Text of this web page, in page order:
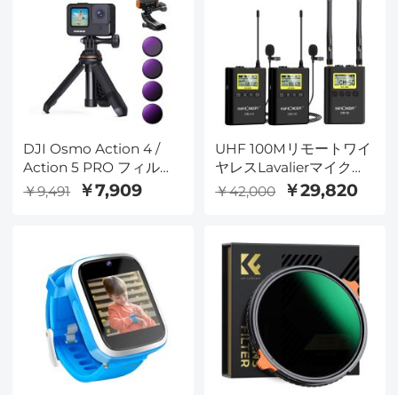
DJI Osmo Action 4 /
Action 5 PRO フィルタ
ー＆ブラケット 6個キッ
ップスタンド + マグネッ
ト式クイックリリースア
ダプターマウント)
￥9,491 ￥7,909
UHF 100Mリモートワイ
ヤレスLavalierマイク
100チャンネル、2つのト
フカメラ用のデュアルチ
ャネルレシーバービデオ
カメラビデオプレゼンテ
ーションとインタビュー
用iPad
￥42,000 ￥29,820